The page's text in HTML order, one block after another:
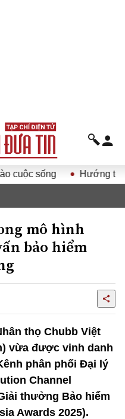
sống Hướng tới Đại
mô hình
bảo hiểm
thọ Chubb Việt
vừa được vinh danh
phân phối Đại lý
Channel
thưởng Bảo hiểm
Awards 2025).